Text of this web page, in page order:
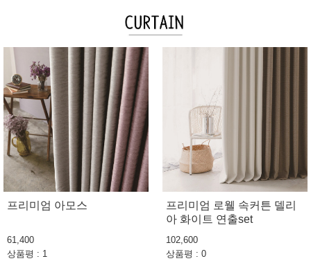
프리미엄 아모스
61,400
상품평 : 1
프리미엄 로웰 속커튼 델리
아 화이트 연출set
102,600
상품평 : 0